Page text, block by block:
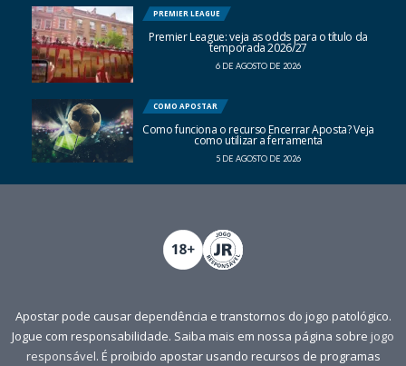
PREMIER LEAGUE
Premier League: veja as odds para o título da
temporada 2026/27
6 DE AGOSTO DE 2026
COMO APOSTAR
Como funciona o recurso Encerrar Aposta? Veja
como utilizar a ferramenta
5 DE AGOSTO DE 2026
Apostar pode causar dependência e transtornos do jogo patológico.
Jogue com responsabilidade. Saiba mais em nossa página sobre jogo
responsável. É proibido apostar usando recursos de programas